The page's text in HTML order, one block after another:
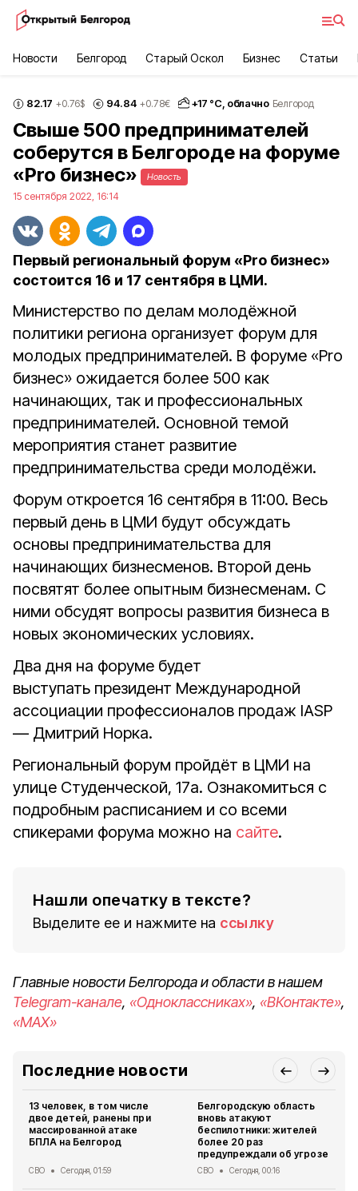
Новости Белгород Старый Оскол Бизнес Статьи
82.17 +0.76$ 94.84 +0.78€ +17 °С, облачно Белгород
Свыше 500 предпринимателей
соберутся в Белгороде на форуме
«Pro бизнес»
Новость
15 сентября 2022, 16:14
Первый региональный форум «Pro бизнес»
состоится 16 и 17 сентября в ЦМИ.
Министерство по делам молодёжной
политики региона организует форум для
молодых предпринимателей. В форуме «Pro
бизнес» ожидается более 500 как
начинающих, так и профессиональных
предпринимателей. Основной темой
мероприятия станет развитие
предпринимательства среди молодёжи.
Форум откроется 16 сентября в 11:00. Весь
первый день в ЦМИ будут обсуждать
основы предпринимательства для
начинающих бизнесменов. Второй день
посвятят более опытным бизнесменам. С
ними обсудят вопросы развития бизнеса в
новых экономических условиях.
Два дня на форуме будет
выступать президент Международной
ассоциации профессионалов продаж IASP
— Дмитрий Норка.
Региональный форум пройдёт в ЦМИ на
улице Студенческой, 17а. Ознакомиться с
подробным расписанием и со всеми
спикерами форума можно на сайте.
Нашли опечатку в тексте?
Выделите ее и нажмите на ссылку
Главные новости Белгорода и области в нашем
Telegram-канале, «Одноклассниках», «ВКонтакте»,
«MAX»
Последние новости
13 человек, в том числе
двое детей, ранены при
массированной атаке
БПЛА на Белгород
СВО Сегодня, 01:59
Белгородскую область
вновь атакуют
беспилотники: жителей
более 20 раз
предупреждали об угрозе
СВО Сегодня, 00:16